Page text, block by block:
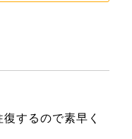
するので素早く